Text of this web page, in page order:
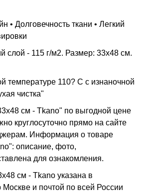
Долговечность ткани • Легкий
слой - 115 г/м2. Размер: 33х48 см.
температуре 110? C с изнаночной
чистка"
см - Tkano" по выгодной цене
круглосуточно прямо на сайте
Информация о товаре
описание, фото,
для ознакомления.
см - Tkano указана в
Москве и почтой по всей России